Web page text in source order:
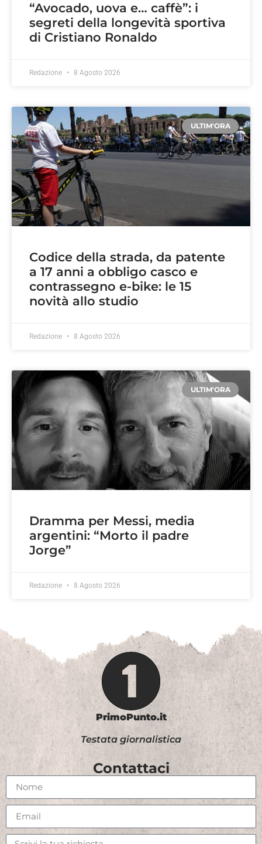
“Avocado, uova e… caffè”: i
segreti della longevità sportiva
di Cristiano Ronaldo
Redazione 8 Agosto 2026
ULTIM'ORA
Codice della strada, da patente
a 17 anni a obbligo casco e
contrassegno e-bike: le 15
novità allo studio
Redazione 8 Agosto 2026
ULTIM'ORA
Dramma per Messi, media
argentini: “Morto il padre
Jorge”
Redazione 8 Agosto 2026
PrimoPunto.it
Testata giornalistica
Contattaci